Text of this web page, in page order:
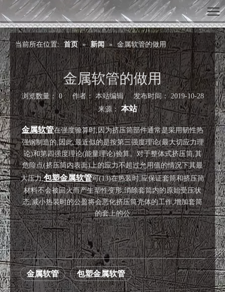
当前所在位置: 首页 » 新闻 » 金属软管的做用
金属软管的做用
浏览数量：0作者： 本站编辑 发布时间： 2019-10-28
来源：本站
["wechat","weibo","qzone","douban","email"]
金属软管在强度验算时,因为挤压筒部件通常是采用韧性热
强钢制造的,因此,最近似的是按第三强度理论(最大切应力理
论)和第四强度理论(能量理论)验算。对于整体式挤压筒,其
危险点(挤压筒内表面)上的应力不超过允用值的情况下其最
大压力,包塑金属软管可(13)在热装时,应保证套筒和挤压筒
材料不会被回火而产生塑性变形,消除套筒内的原始受压状
态,减小热装时的公盈将会恶化挤压筒壳体的工作,增加套筒
的套上的公
金属软管 包塑金属软管